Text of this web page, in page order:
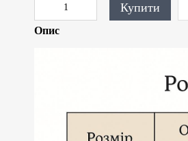
Купити
Опис